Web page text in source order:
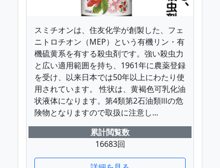
スミチオンは、住友化学が創製した、フェ
ニトロチオン（MEP）という有機リン・有
機硫黄系を有する殺虫剤です。強い殺虫力
と広い適用範囲を持ち、1961年に農薬登録
を受け、以来日本では50年以上にわたり使
用されています。 性状は、黄褐色可乳化油
状液体になります。第4類第2石油類Ⅲの危
険物となりますので取扱に注意し...
累計閲覧数
16683回